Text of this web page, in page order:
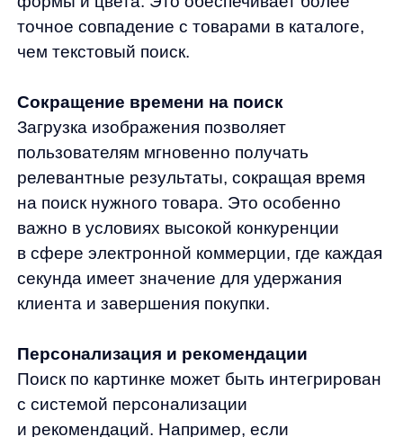
но и предложить аналогичные товары,
которые могут заинтересовать покупателя.
Это увеличивает вероятность
средний чек.
Преодоление языковых барьеров
Для международных клиентов поиск
по картинке устраняет языковые барьеры.
Пользователи из разных стран могут легко
найти нужные товары, не задумываясь
о правильном переводе или правописании.
Это делает сайт более доступным
и привлекательным для широкой аудитории.
1. Мобильные приложения: Внедрение
Примеры использования